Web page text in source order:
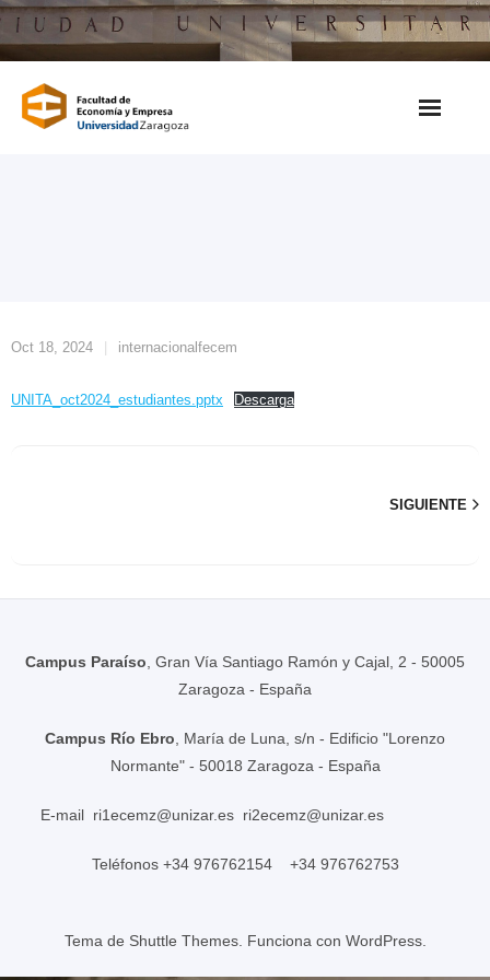
Saltar
al
Oct 18, 2024 internacionalfecem
UNITA_oct2024_estudiantes.pptx Descarga
SIGUIENTE
Campus Paraíso , Gran Vía Santiago Ramón y Cajal, 2 - 50005
Zaragoza - España
Campus Río Ebro , María de Luna, s/n - Edificio "Lorenzo
Normante" - 50018 Zaragoza - España
E-mail ri1ecemz@unizar.es ri2ecemz@unizar.es
Teléfonos +34 976762154 +34 976762753
Tema de Shuttle Themes. Funciona con WordPress.